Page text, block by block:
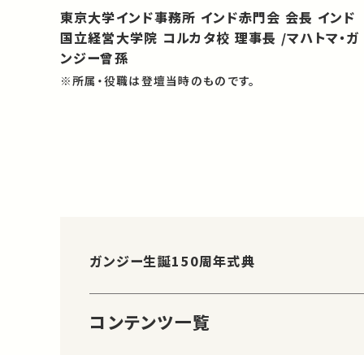
東京大学インド事務所 インド赤門会 会長 インド
国立経営大学院 コルカタ校 理事長 /マハトマ・ガ
ンジー曾孫
※所属・役職は登壇当時のものです。
ガンジー生誕150周年式典
コンテンツ一覧